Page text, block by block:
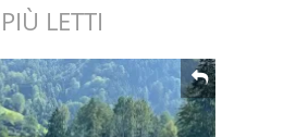
PIÙ LETTI